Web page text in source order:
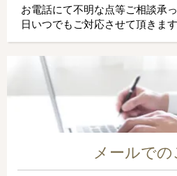
お電話にて不明な点等ご相談承
日いつでもご対応させて頂きます
メールでの